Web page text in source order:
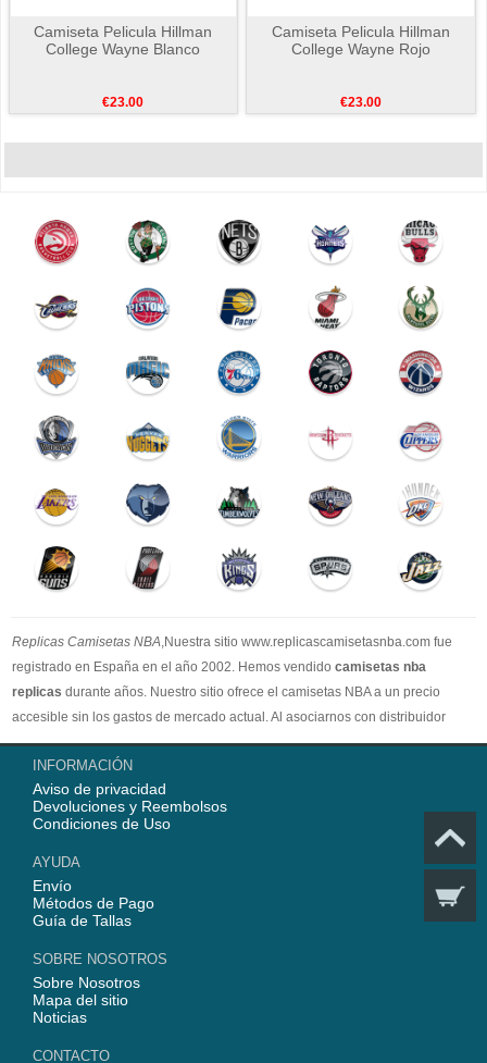
Camiseta Pelicula Hillman
College Wayne Blanco
€23.00
Camiseta Pelicula Hillman
College Wayne Rojo
€23.00
Replicas Camisetas NBA,Nuestra sitio www.replicascamisetasnba.com fue
registrado en España en el año 2002. Hemos vendido camisetas nba
replicas durante años. Nuestro sitio ofrece el camisetas NBA a un precio
accesible sin los gastos de mercado actual. Al asociarnos con distribuidor
oficial de camisetas NBA, garantizamos que todos nuestros artículos son
100% auténticos con embalaje original. Estamos dedicados a proporcionar la
mejor calidad camisetas nba a nuestros clientes ahora. En 2025,
www.replicascamisetasnba.com ofrecerá nuestro mejor servicio para que Ud.
INFORMACIÓN
Aviso de privacidad
Devoluciones y Reembolsos
Condiciones de Uso
AYUDA
Envío
Métodos de Pago
Guía de Tallas
SOBRE NOSOTROS
Sobre Nosotros
Mapa del sitio
Noticias
CONTACTO